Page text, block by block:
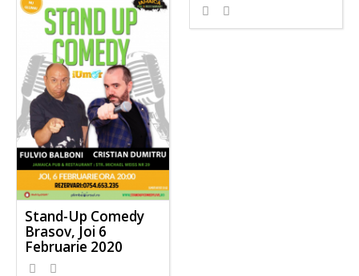
Stand-Up Comedy
Brasov, Joi 6
Februarie 2020